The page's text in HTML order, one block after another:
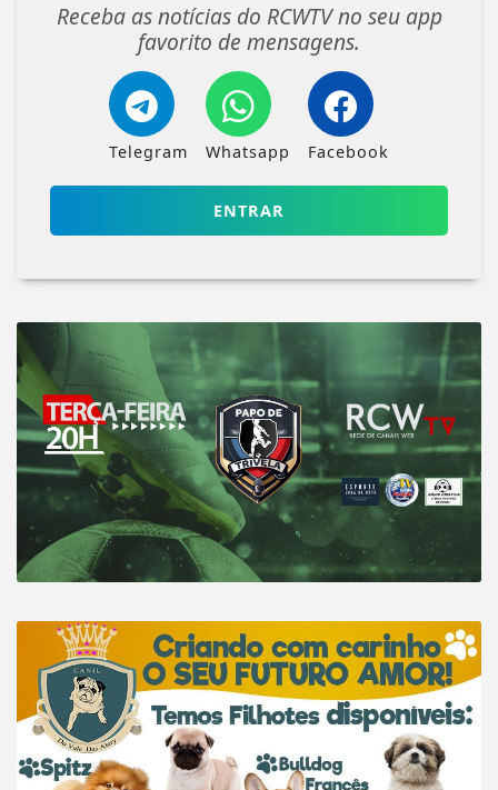
Receba as notícias do RCWTV no seu app
favorito de mensagens.
Telegram Whatsapp Facebook
ENTRAR